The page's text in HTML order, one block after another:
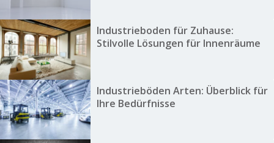
Industrieboden für Zuhause:
Stilvolle Lösungen für Innenräume
Industrieböden Arten: Überblick für
Ihre Bedürfnisse